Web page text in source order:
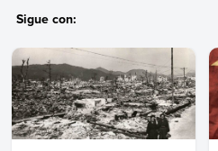
Sigue con: